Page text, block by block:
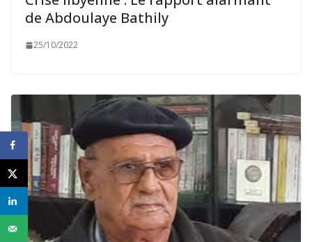
de Abdoulaye Bathily
25/10/2022